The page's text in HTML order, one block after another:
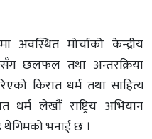
अवस्थित मोर्चाको केन्द्रीय
छलफल तथा अन्तरक्रिया
किरात धर्म तथा साहित्य
लेखौं राष्ट्रिय अभियान
थेगिमको भनाई छ ।